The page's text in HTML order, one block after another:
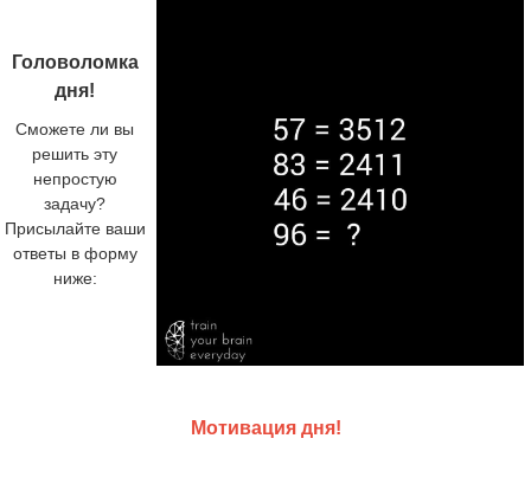
Головоломка
дня!
Сможете ли вы
решить эту
непростую
задачу?
Присылайте ваши
ответы в форму
ниже:
Мотивация дня!